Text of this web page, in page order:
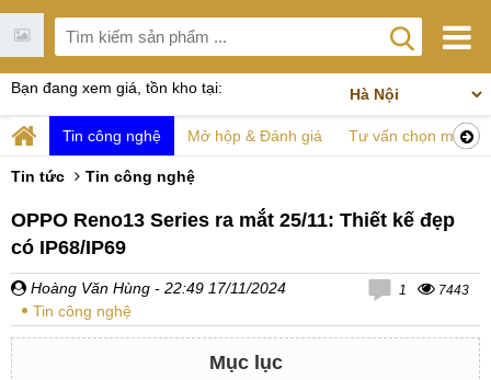
Bạn đang xem giá, tồn kho tại:
Tin công nghệ Mở hộp & Đánh giá Tư vấn chọn mua
Tin tức Tin công nghệ
OPPO Reno13 Series ra mắt 25/11: Thiết kế đẹp
có IP68/IP69
Hoàng Văn Hùng - 22:49 17/11/2024
Tin công nghệ
1 7443
Mục lục